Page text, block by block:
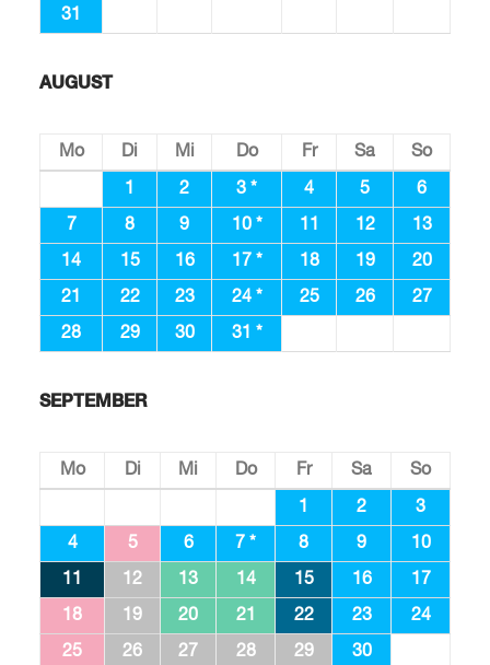
31
AUGUST
Mo Di Mi Do Fr Sa So
1 2 3 * 4 5 6
7 8 9 10 * 11 12 13
14 15 16 17 * 18 19 20
21 22 23 24 * 25 26 27
28 29 30 31 *
SEPTEMBER
Mo Di Mi Do Fr Sa So
1 2 3
4 5 6 7 * 8 9 10
11 12 13 14 15 16 17
18 19 20 21 22 23 24
25 26 27 28 29 30